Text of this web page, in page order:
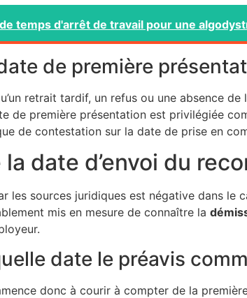
temps d'arrêt de travail pour une
de première
retrait tardif, un refus ou une absence
de première présentation est privilégiée
de contestation sur la date de prise en
date d’envoi du
les sources juridiques est négative dans
mis en mesure de connaître la
date le préavis
donc à courir à compter de la